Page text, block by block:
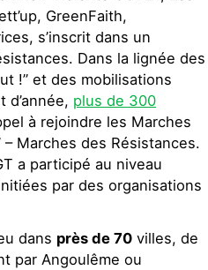
GreenFaith,
s’inscrit dans un
Dans la lignée des
!” et des mobilisations
plus de 300
à rejoindre les Marches
Marches des Résistances.
a participé au niveau
par des organisations
dans près de 70 villes, de
par Angoulême ou